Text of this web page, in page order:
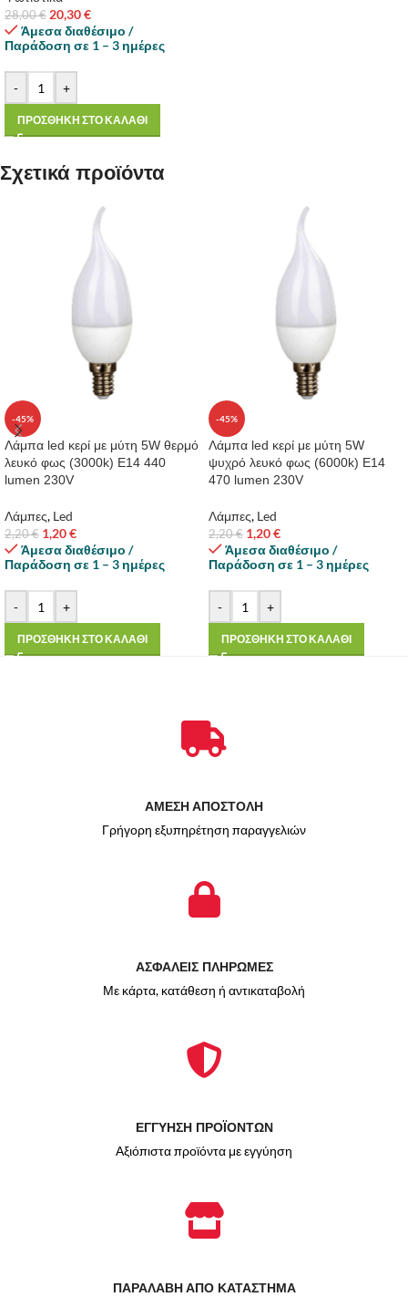
28,00€ 20,30€
Άμεσα διαθέσιμο /
Παράδοση σε 1 – 3 ημέρες
- +
ΠΡΟΣΘΗΚΗ ΣΤΟ ΚΑΛΑΘΙ
Σχετικά προϊόντα
-45%
Λάμπα led κερί με μύτη 5W θερμό
λευκό φως (3000k) E14 440
lumen 230V
Λάμπες, Led
2,20€ 1,20€
Άμεσα διαθέσιμο /
Παράδοση σε 1 – 3 ημέρες
- +
ΠΡΟΣΘΗΚΗ ΣΤΟ ΚΑΛΑΘΙ
-45%
Λάμπα led κερί με μύτη 5W
ψυχρό λευκό φως (6000k) E14
470 lumen 230V
Λάμπες, Led
2,20€ 1,20€
Άμεσα διαθέσιμο /
Παράδοση σε 1 – 3 ημέρες
- +
ΠΡΟΣΘΗΚΗ ΣΤΟ ΚΑΛΑΘΙ
ΑΜΕΣΗ ΑΠΟΣΤΟΛΗ
Γρήγορη εξυπηρέτηση παραγγελιών
ΑΣΦΑΛΕΙΣ ΠΛΗΡΩΜΕΣ
Με κάρτα, κατάθεση ή αντικαταβολή
ΕΓΓΥΗΣΗ ΠΡΟΪΟΝΤΩΝ
Αξιόπιστα προϊόντα με εγγύηση
ΠΑΡΑΛΑΒΗ ΑΠΟ ΚΑΤΑΣΤΗΜΑ